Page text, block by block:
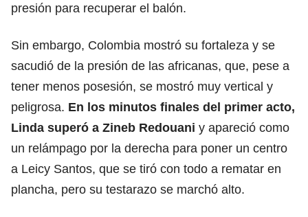
presión para recuperar el balón.
Sin embargo, Colombia mostró su fortaleza y se
sacudió de la presión de las africanas, que, pese a
tener menos posesión, se mostró muy vertical y
peligrosa. En los minutos finales del primer acto,
Linda superó a Zineb Redouani y apareció como
un relámpago por la derecha para poner un centro
a Leicy Santos, que se tiró con todo a rematar en
plancha, pero su testarazo se marchó alto.